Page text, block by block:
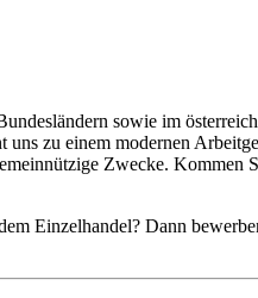
sowie im
zu einem modernen
Zwecke. Kommen
Einzelhandel? Dann